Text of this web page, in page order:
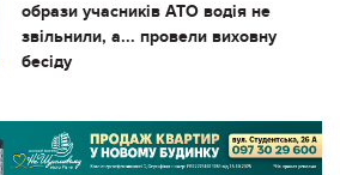
образи учасників АТО водія не
звільнили, а... провели виховну
бесіду